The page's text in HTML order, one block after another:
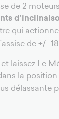
de 2
qui
de +/-
laissez Le
la position
délassante